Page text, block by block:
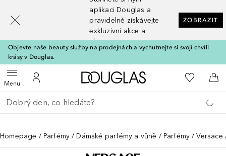
aplikaci Douglas a
pravidelně získávejte
exkluzivní akce a
slevy
ZOBRAZIT
Objevte naše beauty služby na prodejnách a vychutnejte si svojí chvíli
krásy v Douglas.
MenuOtevřít menuK mému účtu
Domů K mému
Do
Vraťte se
Proveďte vyhledávání
Homepage Parfémy Dámské parfémy a vůně Parfémy Versace
[navigation.slideout.screenreader]